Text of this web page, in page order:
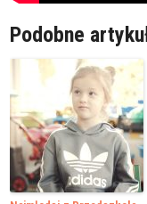
Podobne